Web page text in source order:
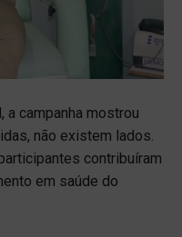
a campanha mostrou
não existem lados.
contribuíram
em saúde do